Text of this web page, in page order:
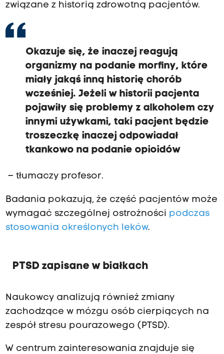
związane z historią zdrowotną pacjentów.
Okazuje się, że inaczej reagują
organizmy na podanie morfiny, które
miały jakąś inną historię chorób
wcześniej. Jeżeli w historii pacjenta
pojawiły się problemy z alkoholem czy
innymi używkami, taki pacjent będzie
troszeczkę inaczej odpowiadał
tkankowo na podanie opioidów
– tłumaczy profesor.
Badania pokazują, że część pacjentów może
wymagać szczególnej ostrożności podczas
stosowania określonych leków.
PTSD zapisane w białkach
Naukowcy analizują również zmiany
zachodzące w mózgu osób cierpiących na
zespół stresu pourazowego (PTSD).
W centrum zainteresowania znajduje się